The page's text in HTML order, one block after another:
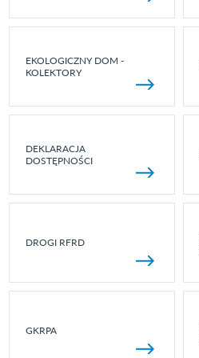
EKOLOGICZNY DOM -
KOLEKTORY
DEKLARACJA
DOSTĘPNOŚCI
DROGI RFRD
GKRPA